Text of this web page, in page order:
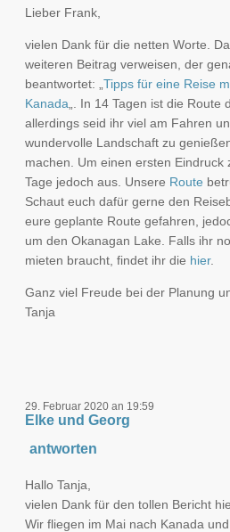
Lieber Frank,
vielen Dank für die netten Worte.
weiteren Beitrag verweisen, der
beantwortet: „Tipps für eine Reise
Kanada„. In 14 Tagen ist die Route
allerdings seid ihr viel am Fahren
wundervolle Landschaft zu
machen. Um einen ersten
Tage jedoch aus. Unsere Route
Schaut euch dafür gerne den
eure geplante Route gefahren,
um den Okanagan Lake. Falls ihr
mieten braucht, findet ihr die hier.
Ganz viel Freude bei der Planung
Tanja
29. Februar 2020 an 19:59
Elke und Georg
antworten
Hallo Tanja,
vielen Dank für den tollen Bericht
Wir fliegen im Mai nach Kanada